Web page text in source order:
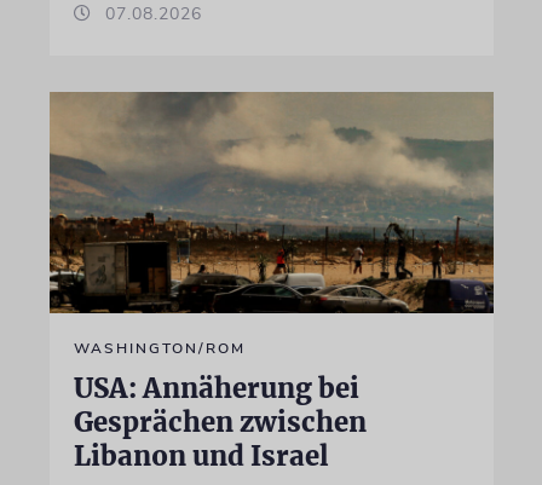
07.08.2026
WASHINGTON/ROM
USA: Annäherung bei
Gesprächen zwischen
Libanon und Israel